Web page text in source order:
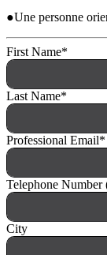
●Une personne
First Name*
Last Name*
Professional Email*
Telephone Number
City